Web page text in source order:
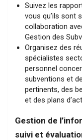
Suivez les
vous qu’ils sont
collaboration
Gestion des
Organisez des
spécialistes
personnel
subventions et
pertinents, des
et des plans
Gestion de
suivi et